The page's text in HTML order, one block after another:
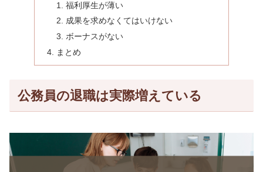
福利厚生が薄い
成果を求めなくてはいけない
ボーナスがない
まとめ
公務員の退職は実際増えている